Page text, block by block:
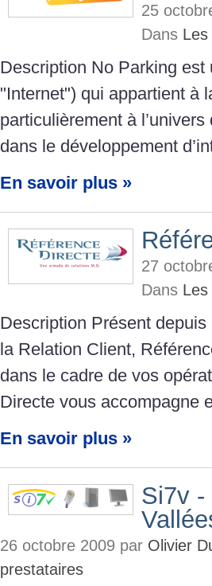
25
Dans
Description No Parking
"Internet") qui appartient à
particulièrement à
dans le développement
En savoir plus »
27
Dans
Description Présent
la Relation Client,
dans le cadre de vos
Directe vous accompagne
En savoir plus »
Si7v -
26 octobre 2009 par Olivier
prestataires